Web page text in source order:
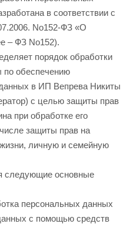
в соответствии с
No152-ФЗ «О
– ФЗ No152).
порядок обработки
по обеспечению
в ИП Вепрева Никиты
с целью защиты прав
при обработке его
защиты прав на
личную и семейную
следующие основные
персональных данных
с помощью средств